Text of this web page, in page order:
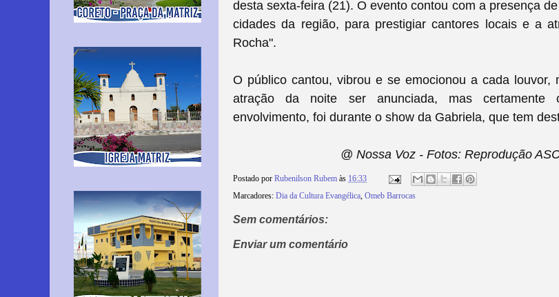
desta sexta-feira (21).O evento contou com a presença
cidades da região, para prestigiar cantores locais e a
Rocha".
O público cantou, vibrou e se emocionou a cada louvor,
atração da noite ser anunciada, mas certamente
envolvimento, foi durante o show da Gabriela, que tem
@ Nossa Voz - Fotos: Reprodução
Postado por Rubenilson Rubem às 16:33
Marcadores: Dia da Cultura Evangélica, Omeb Barrocas
Sem comentários:
Enviar um comentário